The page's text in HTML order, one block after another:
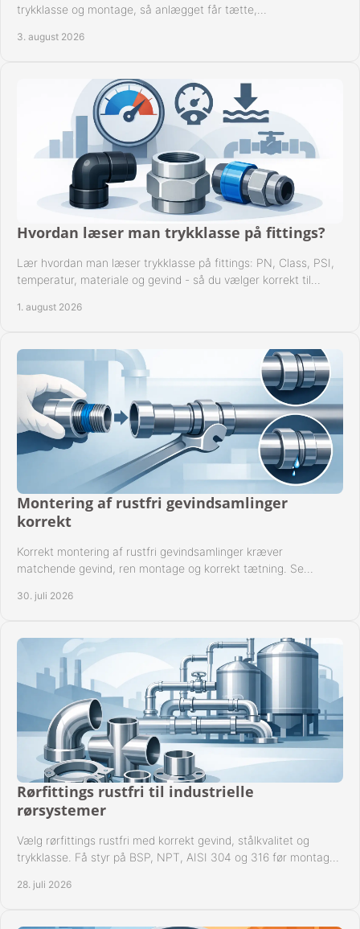
trykklasse og montage, så anlægget får tætte,
3. august 2026
Hvordan læser man trykklasse på fittings?
Lær hvordan man læser trykklasse på fittings: PN, Class, PSI,
temperatur, materiale og gevind - så du vælger korrekt til
1. august 2026
Montering af rustfri gevindsamlinger
korrekt
Korrekt montering af rustfri gevindsamlinger kræver
matchende gevind, ren montage og korrekt tætning. Se
30. juli 2026
Rørfittings rustfri til industrielle
rørsystemer
Vælg rørfittings rustfri med korrekt gevind, stålkvalitet og
trykklasse. Få styr på BSP, NPT, AISI 304 og 316 før montage
28. juli 2026